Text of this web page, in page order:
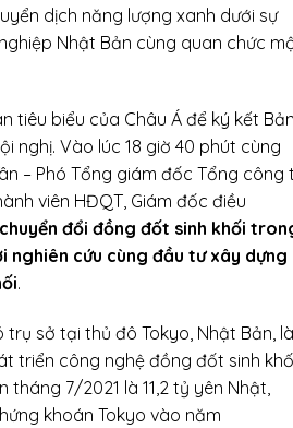
dịch năng lượng xanh dưới sự
Nhật Bản cùng quan chức
tiêu biểu của Châu Á để ký kết Bản
nghị. Vào lúc 18 giờ 40 phút cùng
– Phó Tổng giám đốc Tổng công
viên HĐQT, Giám đốc điều
đổi đồng đốt sinh khối
nghiên cứu cùng đầu tư xây dựng
.
sở tại thủ đô Tokyo, Nhật Bản, là
triển công nghệ đồng đốt sinh
7/2021 là 11,2 tỷ yên Nhật,
khoán Tokyo vào năm